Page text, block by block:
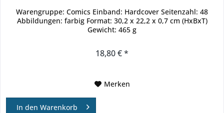
Warengruppe: Comics Einband: Hardcover Seitenzahl: 48
Abbildungen: farbig Format: 30,2 x 22,2 x 0,7 cm (HxBxT)
Gewicht: 465 g
18,80 € *
Merken
In den Warenkorb